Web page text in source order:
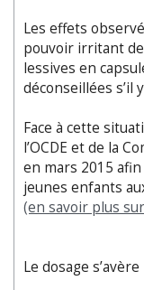
Les effets
pouvoir irritant
lessives en
déconseillées s’il
Face à cette
l’OCDE et de la
en mars 2015
jeunes enfants
(en savoir plus
Le dosage